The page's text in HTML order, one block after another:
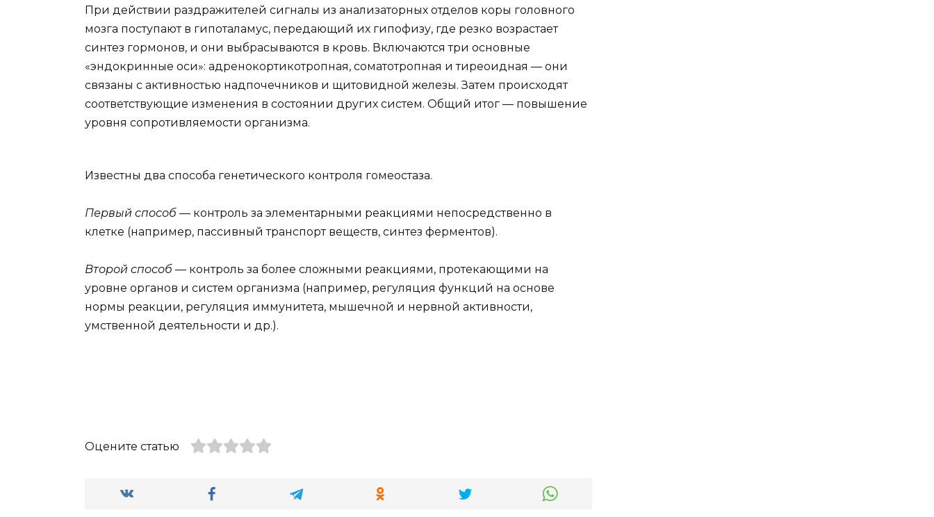
При действии раздражителей сигналы из анализаторных отделов коры головного
мозга поступают в гипоталамус, передающий их гипофизу, где резко возрастает
синтез гормонов, и они выбрасываются в кровь. Включаются три основные
«эндокринные оси»: адренокортикотропная, соматотропная и тиреоидная — они
связаны с активностью надпочечников и щитовидной железы. Затем происходят
соответствующие изменения в состоянии других систем. Общий итог — повышение
уровня сопротивляемости организма.
Известны два способа генетического контроля гомеостаза.
Первый способ — контроль за элементарными реакциями непосредственно в
клетке (например, пассивный транспорт веществ, синтез ферментов).
Второй способ — контроль за более сложными реакциями, протекающими на
уровне органов и систем организма (например, регуляция функций на основе
нормы реакции, регуляция иммунитета, мышечной и нервной активности,
умственной деятельности и др.).
Оцените статью